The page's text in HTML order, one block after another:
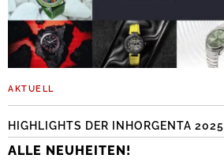
AKTUELL
HIGHLIGHTS DER INHORGENTA 2025
ALLE NEUHEITEN!